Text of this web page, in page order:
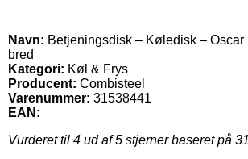
Navn: Betjeningsdisk – Køledisk – Oscar
bred
Kategori: Køl & Frys
Producent: Combisteel
Varenummer: 31538441
EAN:
Vurderet til 4 ud af 5 stjerner baseret på 31